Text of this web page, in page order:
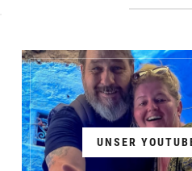
UNSER